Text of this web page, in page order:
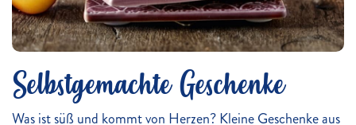
Selbstgemachte Geschenke
Was ist süß und kommt von Herzen? Kleine Geschenke aus